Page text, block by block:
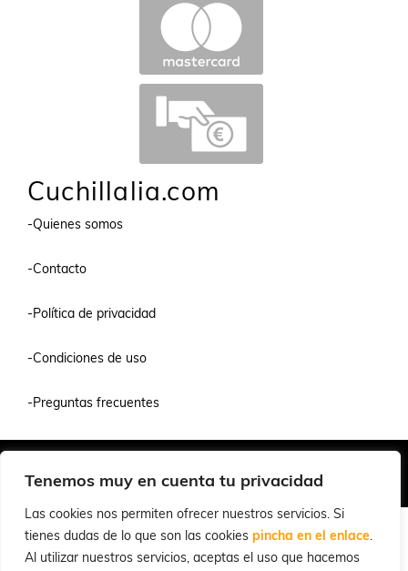
Tenemos muy en cuenta tu privacidad
Las cookies nos permiten ofrecer nuestros servicios. Si
tienes dudas de lo que son las cookies pincha en el enlace.
Al utilizar nuestros servicios, aceptas el uso que hacemos
Cuchillalia.com
-Quienes somos
-Contacto
-Política de privacidad
-Condiciones de uso
-Preguntas frecuentes
© 2026 Cuchillalia.com